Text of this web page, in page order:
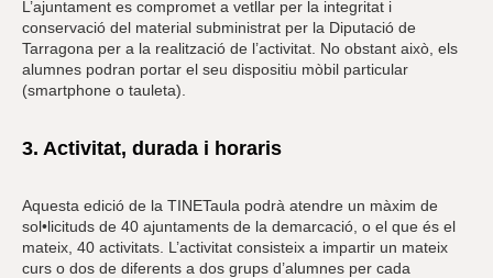
L’ajuntament es compromet a vetllar per la integritat i
conservació del material subministrat per la Diputació de
Tarragona per a la realització de l’activitat. No obstant això, els
alumnes podran portar el seu dispositiu mòbil particular
(smartphone o tauleta).
3. Activitat, durada i horaris
Aquesta edició de la TINETaula podrà atendre un màxim de
sol•licituds de 40 ajuntaments de la demarcació, o el que és el
mateix, 40 activitats. L’activitat consisteix a impartir un mateix
curs o dos de diferents a dos grups d’alumnes per cada